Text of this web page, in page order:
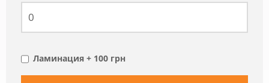
Ламинация + 100 грн